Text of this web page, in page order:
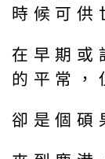
時候可供
在早期或
的平常，
卻是個碩